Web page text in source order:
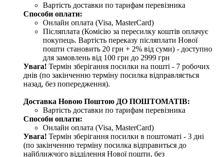
Вартість доставки по тарифам перевізника
Способи оплати:
Онлайн оплата (Visa, MasterCard)
Післяплата (Комісію за пересилку коштів оплачує
покупець. Вартість переказу післяплати Нової
пошти становить 20 грн + 2% від суми) - доступно
для замовлень від 100 грн до 2999 грн
Увага! Термін зберігання посилки на пошті - 7 робочих
днів (по закінченню терміну посилка відправляється
назад, без попередження).
Доставка Новою Поштою ДО ПОШТОМАТІВ:
Вартість доставки по тарифам перевізника
Способи оплати:
Онлайн оплата (Visa, MasterCard)
Увага! Термін зберігання посилки в поштоматі - 3 дні
(по закінченню терміну посилка відправиться до
найближчого відділення Нової пошти, без